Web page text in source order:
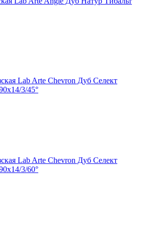
Lab Arte Chevron Дуб Селект
3/45°
Lab Arte Chevron Дуб Селект
3/60°